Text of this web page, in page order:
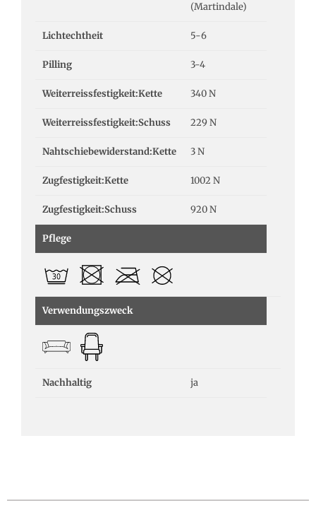
(Martindale)
Lichtechtheit 5-6
Pilling 3-4
Weiterreissfestigkeit:Kette 340 N
Weiterreissfestigkeit:Schuss 229 N
Nahtschiebewiderstand:Kette 3 N
Zugfestigkeit:Kette 1002 N
Zugfestigkeit:Schuss 920 N
Pflege
Verwendungszweck
Nachhaltig ja